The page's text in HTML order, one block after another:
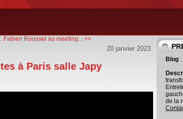
Fabien Roussel au meeting... >>
20 janvier 2023
à Paris salle Japy
Blog
de la